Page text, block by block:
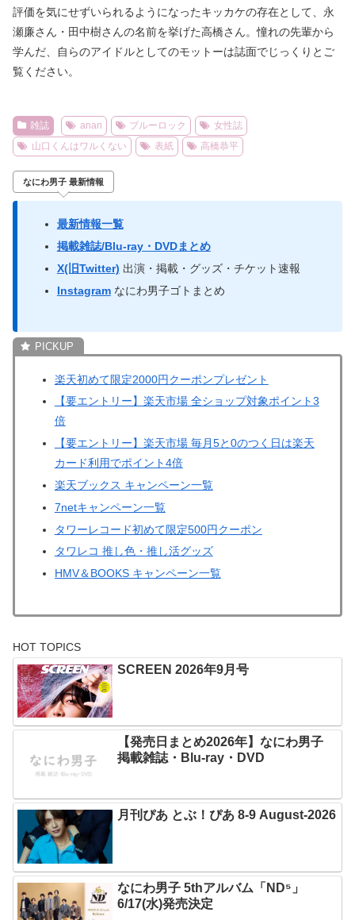
評価を気にせずいられるようになったキッカケの存在として、永
瀬廉さん・田中樹さんの名前を挙げた高橋さん。憧れの先輩から
学んだ、自らのアイドルとしてのモットーは誌面でじっくりとご
覧ください。
雑誌 anan ブルーロック
女性誌
山口くんはワルくない
表紙 高橋恭平
なにわ男子 最新情報
最新情報一覧
掲載雑誌/Blu-ray・DVDまとめ
X(旧Twitter) 出演・掲載・グッズ・チケット速報
Instagramなにわ男子ゴトまとめ
楽天初めて限定2000円クーポンプレゼント
【要エントリー】楽天市場 全ショップ対象ポイント3
倍
【要エントリー】楽天市場 毎月5と0のつく日は楽天
カード利用でポイント4倍
楽天ブックス キャンペーン一覧
7netキャンペーン一覧
タワーレコード初めて限定500円クーポン
タワレコ 推し色・推し活グッズ
HMV＆BOOKS キャンペーン一覧
HOT TOPICS
SCREEN 2026年9月号
【発売日まとめ2026年】なにわ男子
掲載雑誌・Blu-ray・DVD
月刊ぴあ とぶ！ぴあ 8-9 August-2026
なにわ男子 5thアルバム「ND⁵」
6/17(水)発売決定